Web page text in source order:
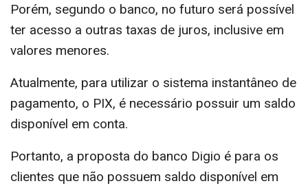
Porém, segundo o banco, no futuro será possível
ter acesso a outras taxas de juros, inclusive em
valores menores.
Atualmente, para utilizar o sistema instantâneo de
pagamento, o PIX, é necessário possuir um saldo
disponível em conta.
Portanto, a proposta do banco Digio é para os
clientes que não possuem saldo disponível em